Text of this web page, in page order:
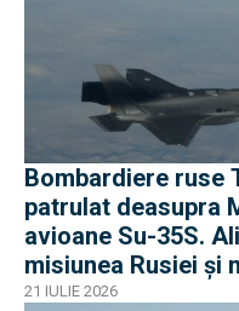
Bombardiere ruse
patrulat deasupra
avioane Su-35S.
misiunea Rusiei și
incidente
21 IULIE 2026